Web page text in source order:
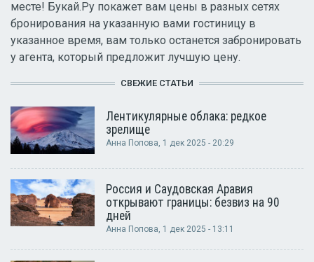
месте! Букай.Ру покажет вам цены в разных сетях
бронирования на указанную вами гостиницу в
указанное время, вам только останется забронировать
у агента, который предложит лучшую цену.
СВЕЖИЕ СТАТЬИ
Лентикулярные облака: редкое
зрелище
Анна Попова, 1 дек 2025 - 20:29
Россия и Саудовская Аравия
открывают границы: безвиз на 90
дней
Анна Попова, 1 дек 2025 - 13:11